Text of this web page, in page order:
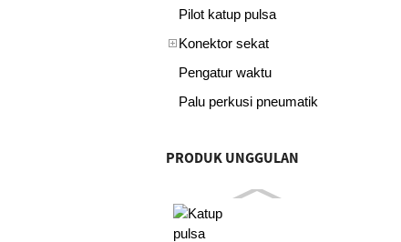
Pilot katup pulsa
Konektor sekat
Pengatur waktu
Palu perkusi pneumatik
PRODUK UNGGULAN